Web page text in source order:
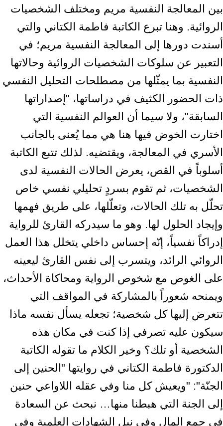
بين المعالجة النفسية مريم ومختلف الشخصيات
الروائية. وهنا تبرع الكاتبة فاطمة الكتاني والتي
أسندت دورها إلى المعالجة النفسية مريم؛ في
التعبير عن سلوكات الشخصيات الروائية وحالاتها
النفسية بما يمثّلها من مصطلحات التحليل النفسي
ذات الحضور الكثيف في دراساتها، "إصداراتها
السابقة"، ولا سيما أن العوالم النفسية التي
اختارت الخوض فيها هنا هي مما يُعنى بالجانب
الأسري في المعالجة، ويقتضيه. لذلك تتبع الكاتبة
أسلوباً في القص، يعرض الحالات النفسية لدى
الشخصيات، ثم تقوم بسردٍ تحليلي نفسي خاص
تحلّل به تلك الحالات، وتعلّلها، على طريق فهمها
وإيجاد الحلول لها. وهو ما سيدركه القارئ للرواية
إدراكاً نفسياً، إنّه إحساس داخلي يتخلل هذا العمل
الروائي الرائد، ويتسرب إلى نفس القارئ ليعينه
على الغوص مع شخوص الرواية ومحاكاة الأحداث،
ويمنحه شعوراً بالمشاركة في المواقف التي
تتعرض إليها كل شخصية؛ تجعله يسأل نفسه ماذا
سيكون عليه تصرفي إذا كنت في مكان هذه
الشخصية أو تلك؟ وخير الكلام ما تقوله الكاتبة
الدكتورة فاطمة الكتاني في روايتها "الحنين إلى
الجنّة": "ويعيش كل منا وفي عقله اللاواعي حنين
إلى الجنة التي هبطنا منها… نبحث عن السعادة
في جمع المال وفي نيل الشهادات العلمية وفي